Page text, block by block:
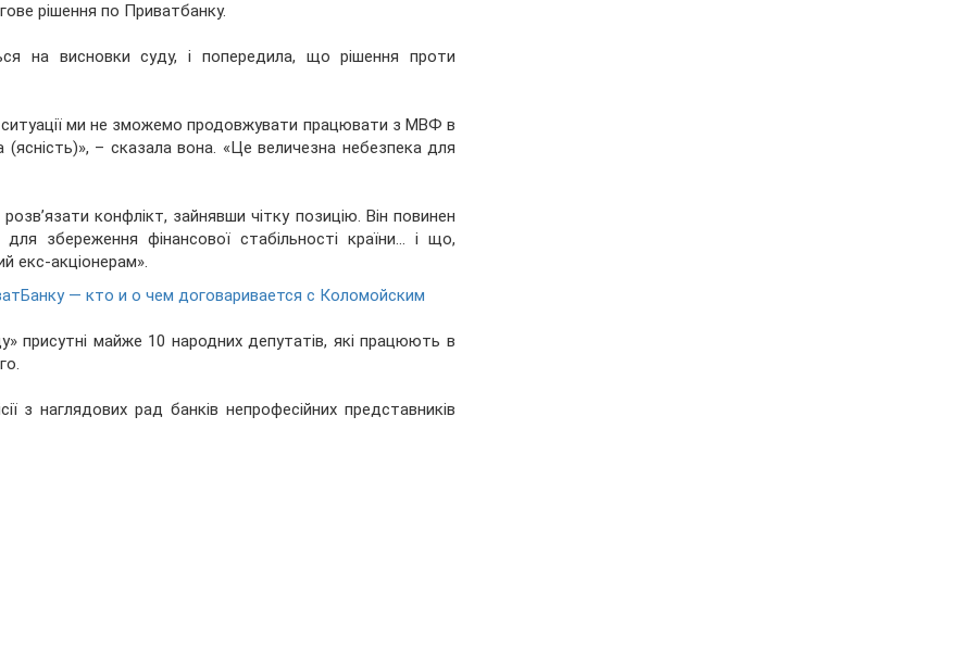
рішення по Приватбанку.
на висновки суду, і попередила, що рішення проти
ситуації ми не зможемо продовжувати працювати з МВФ в
– сказала вона. «Це величезна небезпека для
конфлікт, зайнявши чітку позицію. Він повинен
збереження фінансової стабільності країни... і що,
екс-акціонерам».
— кто и о чем договаривается с Коломойским
присутні майже 10 народних депутатів, які працюють в
з наглядових рад банків непрофесійних представників